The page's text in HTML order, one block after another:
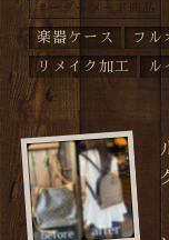
オーダーメード商品
楽器ケース フル
リメイク加工 ル